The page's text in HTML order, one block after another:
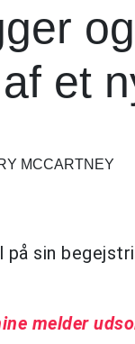
et
MCCARTNEY
sin
melder